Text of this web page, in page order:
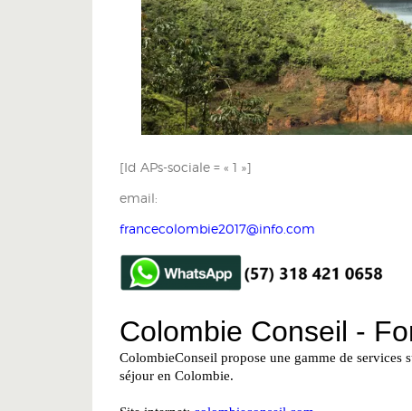
[Id APs-sociale = « 1 »]
email:
francecolombie2017@info.com